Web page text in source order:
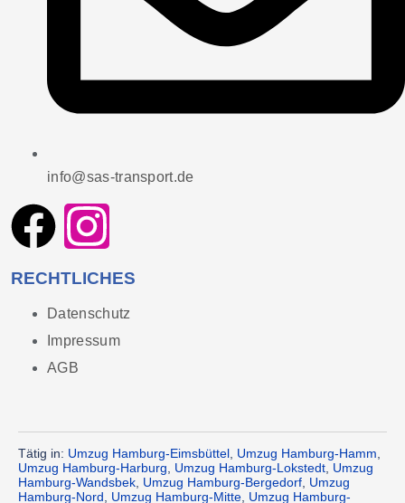
info@sas-transport.de
RECHTLICHES
Datenschutz
Impressum
AGB
Tätig in: Umzug Hamburg-Eimsbüttel Umzug Hamburg-Hamm
Umzug Hamburg-Harburg
Umzug Hamburg-Lokstedt Umzug
Hamburg-Wandsbek Umzug Hamburg-Bergedorf Umzug
Hamburg-Nord
Umzug Hamburg-Mitte Umzug Hamburg-